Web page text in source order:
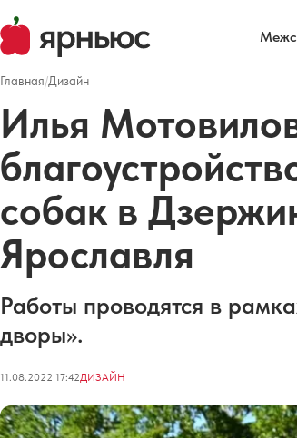
Главная/Дизайн
Илья
собак в
Ярославля
Работы проводятся в
дворы».
11.08.2022 17:42ДИЗАЙН